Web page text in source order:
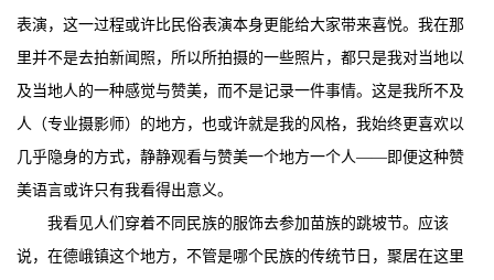
表演，这一过程或许比民俗表演本身更能给大家带来喜悦。我在那
里并不是去拍新闻照，所以所拍摄的一些照片，都只是我对当地以
及当地人的一种感觉与赞美，而不是记录一件事情。这是我所不及
人（专业摄影师）的地方，也或许就是我的风格，我始终更喜欢以
几乎隐身的方式，静静观看与赞美一个地方一个人——即便这种赞
美语言或许只有我看得出意义。
我看见人们穿着不同民族的服饰去参加苗族的跳坡节。应该
说，在德峨镇这个地方，不管是哪个民族的传统节日，聚居在这里